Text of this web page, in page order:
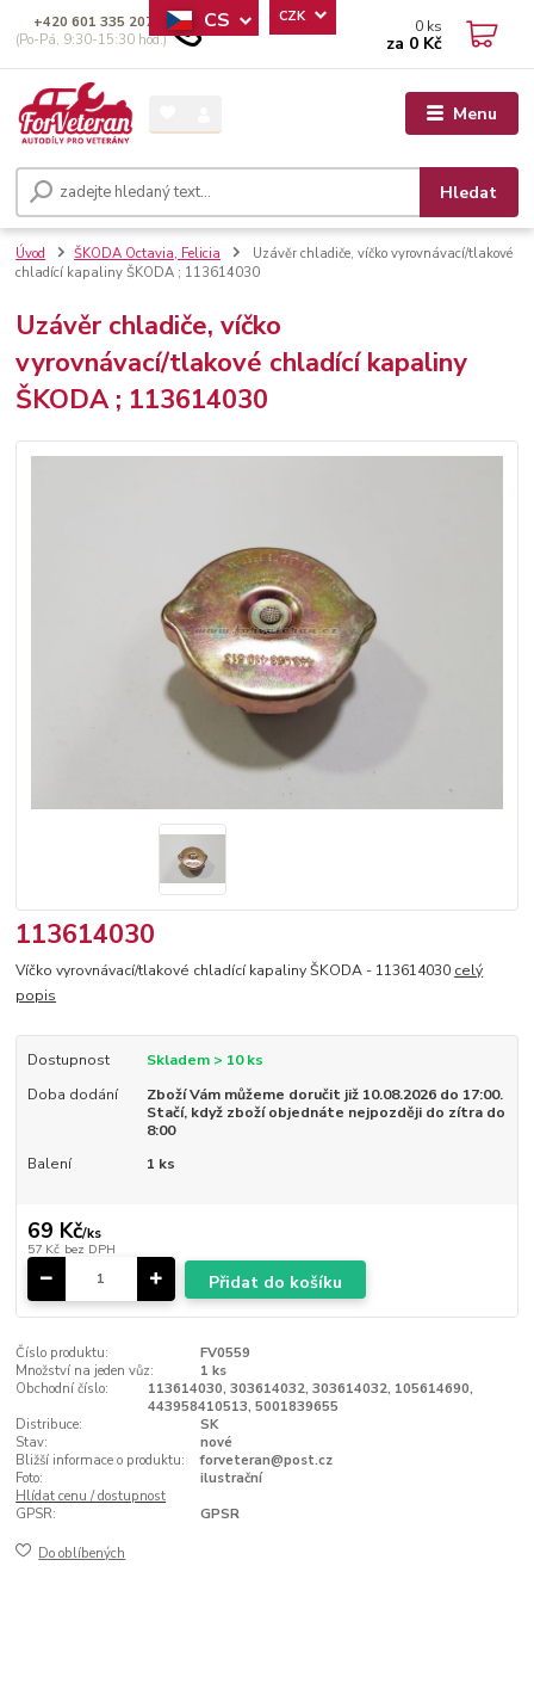
Menu
CS CZK
Hledat
+420 601 335 207
(Po-Pá, 9:30-15:30 hod.)
0 ks
za 0 Kč
Úvod ŠKODA Octavia, Felicia
Uzávěr chladiče, víčko vyrovnávací/tlakové
chladící kapaliny ŠKODA ; 113614030
Uzávěr chladiče, víčko
vyrovnávací/tlakové chladící kapaliny
ŠKODA ; 113614030
113614030
Víčko vyrovnávací/tlakové chladící kapaliny ŠKODA - 113614030 celý
popis
Dostupnost
Skladem > 10 ks
Doba dodání
Zboží Vám můžeme doručit již 10.08.2026 do 17:00.
Stačí, když zboží objednáte nejpozději do zítra do
8:00
Balení
1 ks
69 Kč/ks
57 Kč bez DPH
Přidat do košíku
Číslo produktu:
FV0559
Množství na jeden vůz:
1 ks
Obchodní číslo:
113614030, 303614032, 303614032, 105614690,
443958410513, 5001839655
Distribuce:
SK
Stav:
nové
Bližší informace o produktu:
forveteran@post.cz
Foto:
ilustrační
Hlídat cenu / dostupnost
GPSR:
GPSR
Do oblíbených